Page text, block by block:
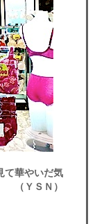
て華やいだ気
（ＹＳＮ）